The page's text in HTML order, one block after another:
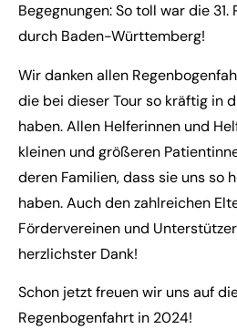
Begegnungen: So toll war die
durch Baden-Württemberg!
Wir danken allen
die bei dieser Tour so kräftig in
haben. Allen Helferinnen und
kleinen und größeren
deren Familien, dass sie uns so
haben. Auch den zahlreichen
Fördervereinen und
herzlichster Dank!
Schon jetzt freuen wir uns auf
Regenbogenfahrt in 2024!